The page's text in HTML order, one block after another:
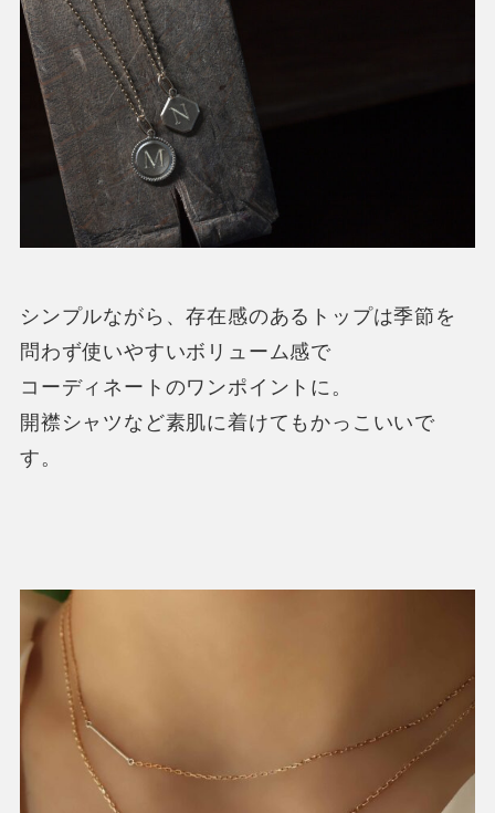
シンプルながら、存在感のあるトップは季節を
問わず使いやすいボリューム感で
コーディネートのワンポイントに。
開襟シャツなど素肌に着けてもかっこいいで
す。